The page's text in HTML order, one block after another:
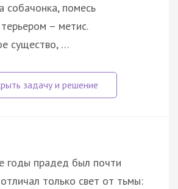
собачонка, помесь
– метис.
существо, …
годы прадед был почти
только свет от тьмы: